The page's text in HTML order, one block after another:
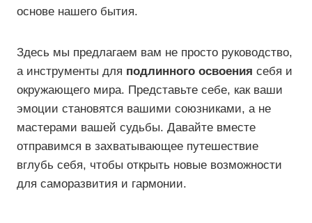
основе нашего бытия.
Здесь мы предлагаем вам не просто руководство,
а инструменты для подлинного освоения себя и
окружающего мира. Представьте себе, как ваши
эмоции становятся вашими союзниками, а не
мастерами вашей судьбы. Давайте вместе
отправимся в захватывающее путешествие
вглубь себя, чтобы открыть новые возможности
для саморазвития и гармонии.